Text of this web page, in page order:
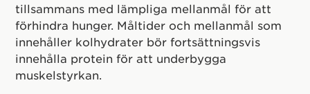
tillsammans med lämpliga mellanmål för att
förhindra hunger. Måltider och mellanmål som
innehåller kolhydrater bör fortsättningsvis
innehålla protein för att underbygga
muskelstyrkan.